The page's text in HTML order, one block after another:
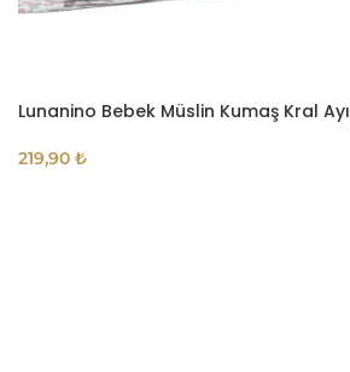
Lunanino Bebek Müslin Kumaş Kral Ayı
219,90 ₺